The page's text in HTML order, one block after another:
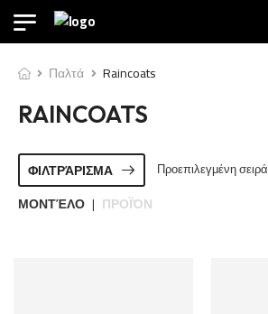
Παλτά Raincoats
RAINCOATS
ΦΙΛΤΡΆΡΙΣΜΑ Προεπιλεγμένη σειρά
ΜΟΝΤΈΛΟ | ΠΡΟΪΌΝ